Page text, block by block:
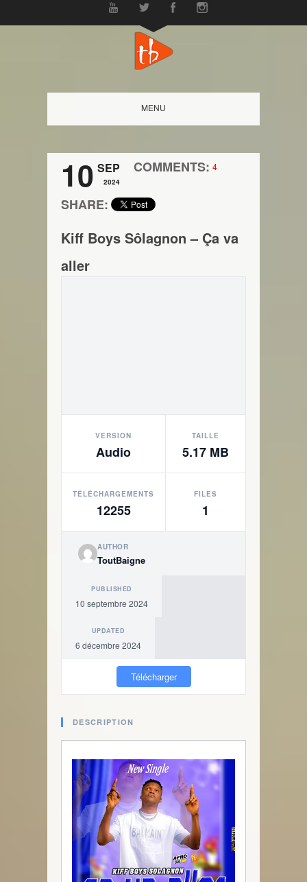
MENU
10 SEP
2024
COMMENTS: 4
SHARE:
Kiff Boys Sôlagnon – Ça va
aller
VERSION
Audio
TAILLE
5.17 MB
TÉLÉCHARGEMENTS
12255
FILES
1
AUTHOR
ToutBaigne
PUBLISHED
10 septembre 2024
UPDATED
6 décembre 2024
Télécharger
DESCRIPTION